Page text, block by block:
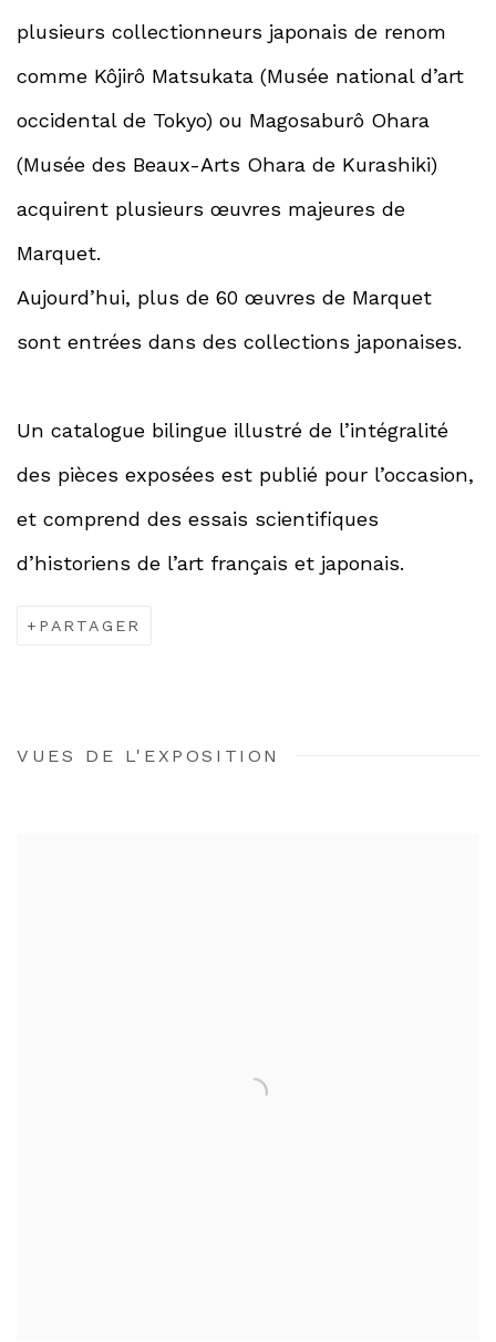
plusieurs collectionneurs japonais de renom
comme Kôjirô Matsukata (Musée national d’art
occidental de Tokyo) ou Magosaburô Ohara
(Musée des Beaux-Arts Ohara de Kurashiki)
acquirent plusieurs œuvres majeures de
Marquet.
Aujourd’hui, plus de 60 œuvres de Marquet
sont entrées dans des collections japonaises.
Un catalogue bilingue illustré de l’intégralité
des pièces exposées est publié pour l’occasion,
et comprend des essais scientifiques
d’historiens de l’art français et japonais.
PARTAGER
VUES DE L'EXPOSITION